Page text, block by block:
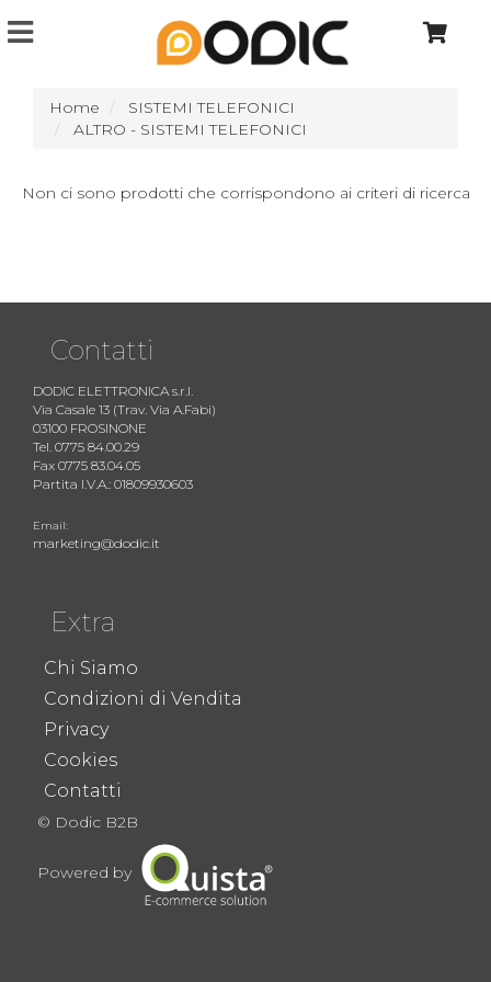
Home
SISTEMI TELEFONICI
ALTRO - SISTEMI TELEFONICI
Non ci sono prodotti che corrispondono ai criteri di ricerca
Contatti
DODIC ELETTRONICA s.r.l.
Via Casale 13 (Trav. Via A.Fabi)
03100 FROSINONE
Tel. 0775 84.00.29
Fax 0775 83.04.05
Partita I.V.A.: 01809930603
Email:
marketing@dodic.it
Extra
Chi Siamo
Condizioni di Vendita
Privacy
Cookies
Contatti
© Dodic B2B
Powered by